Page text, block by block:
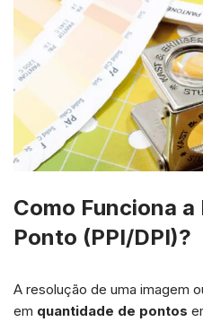
Como Funciona a
Ponto (PPI/DPI)?
A resolução de uma imagem
em quantidade de pontos